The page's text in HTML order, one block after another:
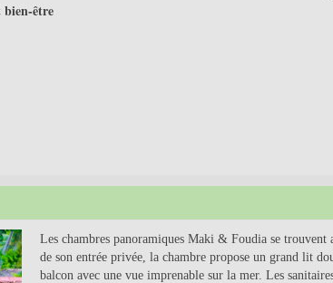
bien-être
Les chambres panoramiques Maki & Foudia se trouvent
de son entrée privée, la chambre propose un grand lit
balcon avec une vue imprenable sur la mer. Les